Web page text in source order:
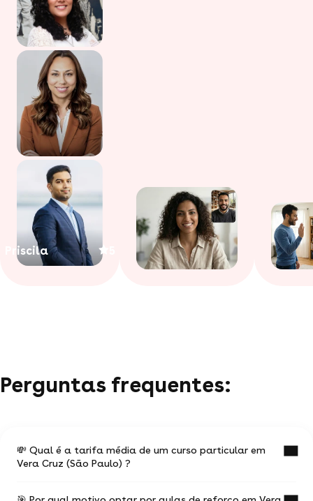
Priscila
Perguntas frequentes:
💸 Qual é a tarifa média de um curso particular em
Vera Cruz (São Paulo) ?